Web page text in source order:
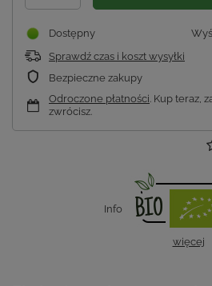
Dostępny
Sprawdź czas i koszt wysyłki
Bezpieczne zakupy
Odroczone płatności. Kup teraz,
zwrócisz.
Info
więcej